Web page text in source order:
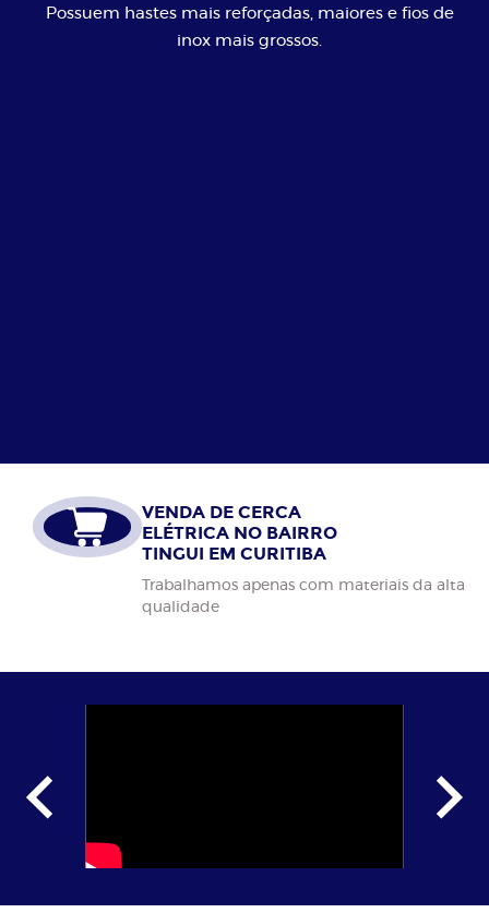
VENDA DE CERCA
ELÉTRICA NO BAIRRO
TINGUI EM CURITIBA
Trabalhamos apenas com materiais da alta
qualidade